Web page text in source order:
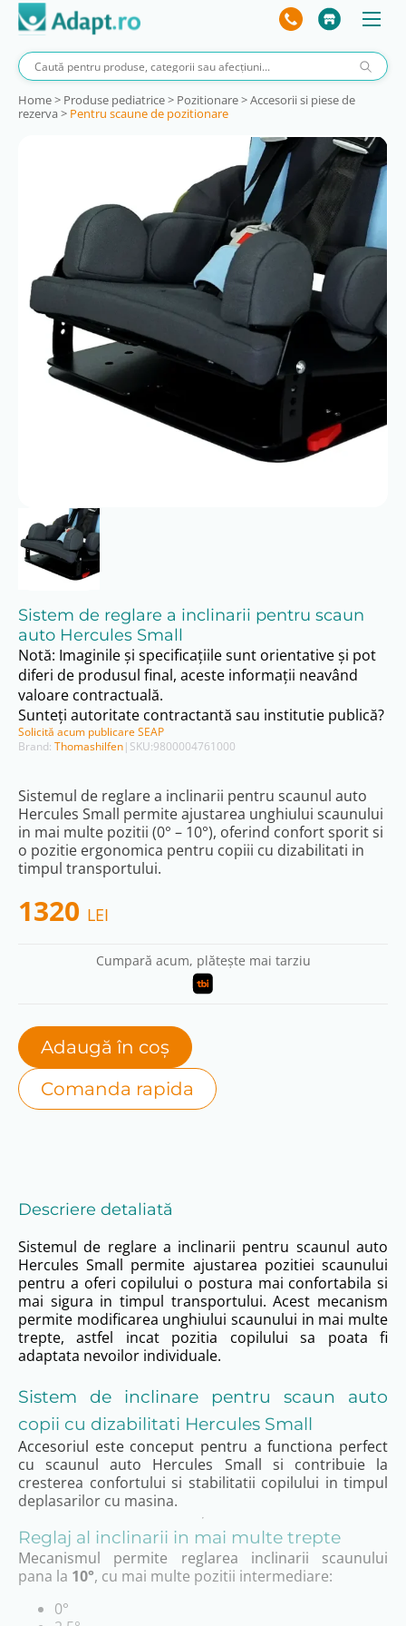
Home> Produse pediatrice> Pozitionare>Accesorii si piese de
rezerva> Pentru scaune de pozitionare
Brand: Thomashilfen| SKU:9800004761000
Sistem de reglare a inclinarii pentru scaun
auto Hercules Small
Sistemul de reglare a inclinarii pentru scaunul auto
Hercules Small permite ajustarea unghiului scaunului
in mai multe pozitii (0° – 10°), oferind confort sporit si
o pozitie ergonomica pentru copiii cu dizabilitati in
timpul transportului.
1320 LEI
Cumpară acum, plătește mai tarziu
Adaugă în coș
Comanda rapida
Notă: Imaginile și specificațiile sunt orientative și pot
diferi de produsul final, aceste informații neavând
valoare contractuală.
Sunteți autoritate contractantă sau institutie publică?
Solicită acum publicare SEAP
Descriere detaliată
Sistemul de reglare a inclinarii pentru scaunul auto
Hercules Small permite ajustarea pozitiei scaunului
pentru a oferi copilului o postura mai confortabila si
mai sigura in timpul transportului. Acest mecanism
permite modificarea unghiului scaunului in mai multe
trepte, astfel incat pozitia copilului sa poata fi
adaptata nevoilor individuale.
Sistem de inclinare pentru scaun auto
copii cu dizabilitati Hercules Small
Accesoriul este conceput pentru a functiona perfect
cu scaunul auto Hercules Small si contribuie la
cresterea confortului si stabilitatii copilului in timpul
deplasarilor cu masina.
Reglaj al inclinarii in mai multe trepte
Mecanismul permite reglarea inclinarii scaunului
pana la 10°, cu mai multe pozitii intermediare:
0°